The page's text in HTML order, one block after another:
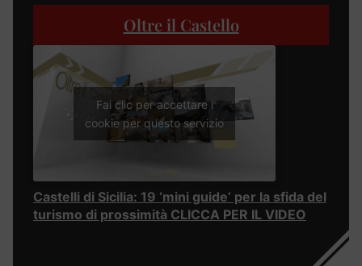
Oltre il Castello
Fai clic per accettare i
cookie per questo servizio
Castelli di Sicilia: 19 ‘mini guide’ per la sfida del
turismo di prossimità CLICCA PER IL VIDEO